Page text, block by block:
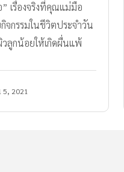
เรื่องจริงที่คุณแม่มือ
จกรรมในชีวิตประจำวัน
ลูกน้อยให้เกิดผื่นแพ้
5, 2021